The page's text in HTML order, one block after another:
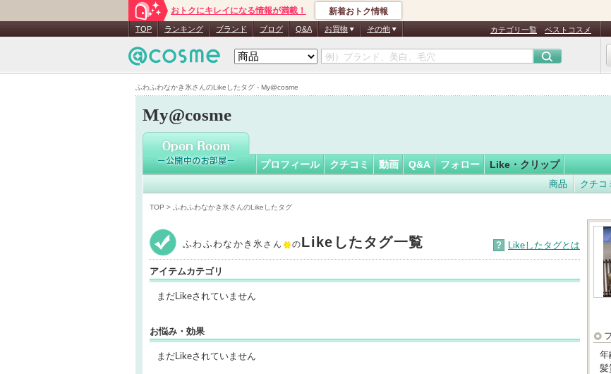
ふわふわなかき氷さんのLikeしたタグ - My@cosme
おトクにキレイになる情報が満載！ 新着おトク情報
TOP ランキング ブランド ブログ Q&A お買物 その他 カテゴリ一覧 ベストコスメ
My@cosme
ふわふわなかき氷さん
認
証
プロフィール クチコミ 動画 Q&A フォロー Like・クリップ
商品 クチコ
TOP > ふわふわなかき氷さんのLikeしたタグ
ふわふわなかき氷さん のLikeしたタグ一覧 ? Likeしたタグとは
アイテムカテゴリ
まだLikeされていません
お悩み・効果
まだLikeされていません
年
髪